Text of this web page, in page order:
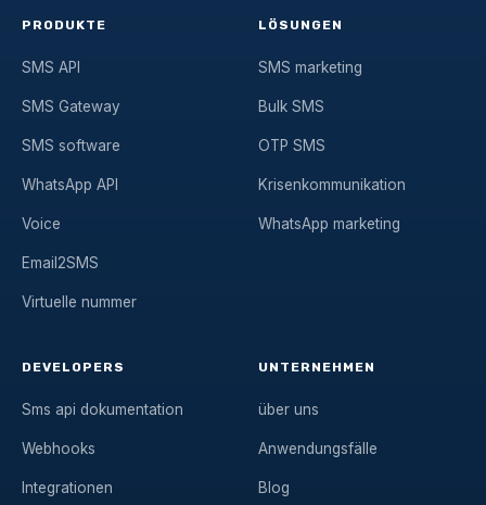
PRODUKTE
SMS API
SMS Gateway
SMS software
WhatsApp API
Voice
Email2SMS
Virtuelle nummer
LÖSUNGEN
SMS marketing
Bulk SMS
OTP SMS
Krisenkommunikation
WhatsApp marketing
DEVELOPERS
Sms api dokumentation
Webhooks
Integrationen
UNTERNEHMEN
über uns
Anwendungsfälle
Blog